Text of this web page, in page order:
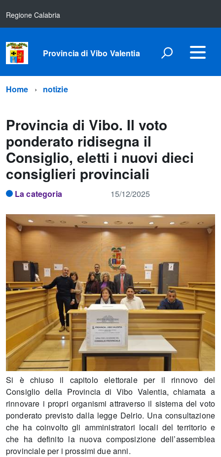
Regione Calabria
Provincia di Vibo Valentia
Home notizie
Provincia di Vibo. Il voto
ponderato ridisegna il
Consiglio, eletti i nuovi dieci
consiglieri provinciali
La categoria 15/12/2025
Si è chiuso il capitolo elettorale per il rinnovo del
Consiglio della Provincia di Vibo Valentia, chiamata a
rinnovare i propri organismi attraverso il sistema del voto
ponderato previsto dalla legge Delrio. Una consultazione
che ha coinvolto gli amministratori locali del territorio e
che ha definito la nuova composizione dell’assemblea
provinciale per i prossimi due anni.